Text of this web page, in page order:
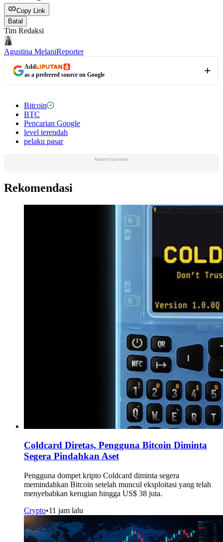
Copy Link
Batal
Tim Redaksi
Agustina MelaniReporter
Add
as a preferred source on Google
Bitcoin
BTC
Pencarian Google
level terendah
pelaku pasar
Advertisement
Rekomendasi
Coldcard Diretas, Pengguna Bitcoin Diminta
Segera Pindahkan Aset
Pengguna dompet kripto Coldcard diminta segera
memindahkan Bitcoin setelah muncul eksploitasi yang telah
menyebabkan kerugian hingga US$ 38 juta.
Crypto•11 jam lalu